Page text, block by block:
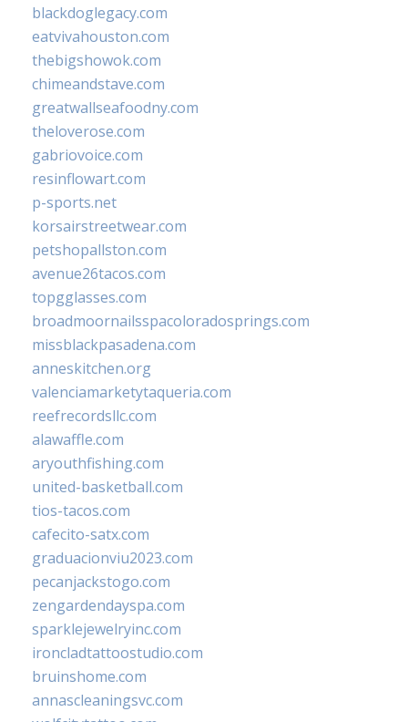
blackdoglegacy.com
eatvivahouston.com
thebigshowok.com
chimeandstave.com
greatwallseafoodny.com
theloverose.com
gabriovoice.com
resinflowart.com
p-sports.net
korsairstreetwear.com
petshopallston.com
avenue26tacos.com
topgglasses.com
broadmoornailsspacoloradosprings.com
missblackpasadena.com
anneskitchen.org
valenciamarketytaqueria.com
reefrecordsllc.com
alawaffle.com
aryouthfishing.com
united-basketball.com
tios-tacos.com
cafecito-satx.com
graduacionviu2023.com
pecanjackstogo.com
zengardendayspa.com
sparklejewelryinc.com
ironcladtattoostudio.com
bruinshome.com
annascleaningsvc.com